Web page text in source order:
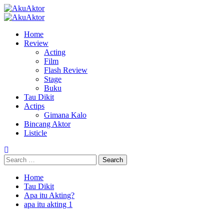
Home
Review
Acting
Film
Flash Review
Stage
Buku
Tau Dikit
Actips
Gimana Kalo
Bincang Aktor
Listicle
Home
Tau Dikit
Apa itu Akting?
apa itu akting 1